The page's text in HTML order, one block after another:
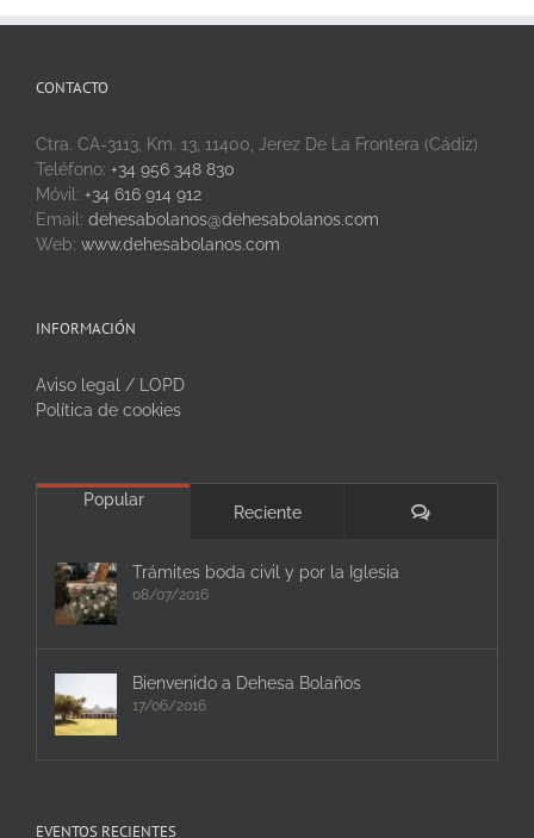
CONTACTO
Ctra. CA-3113, Km. 13, 11400, Jerez De La Frontera (Cádiz)
Teléfono: +34 956 348 830
Móvil: +34 616 914 912
Email: dehesabolanos@dehesabolanos.com
Web: www.dehesabolanos.com
INFORMACIÓN
Aviso legal / LOPD
Política de cookies
Popular
Reciente Comentarios
Trámites boda civil y por la Iglesia
08/07/2016
Bienvenido a Dehesa Bolaños
17/06/2016
EVENTOS RECIENTES